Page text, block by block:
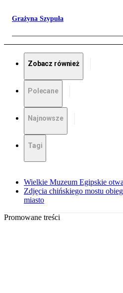
Grażyna Szypuła
Zobacz również
Polecane
Najnowsze
Tagi
Wielkie Muzeum Egipskie
Zdjęcia chińskiego mostu
miasto
Promowane treści